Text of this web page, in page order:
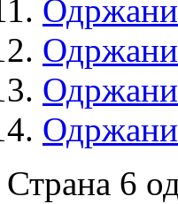
Страна 6